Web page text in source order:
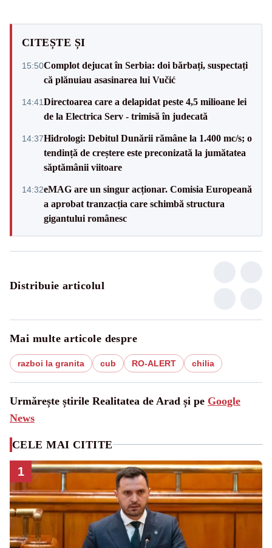
CITEȘTE ȘI
15:50Complot dejucat în Serbia: doi bărbați, suspectați
că plănuiau asasinarea lui Vučić
14:41Directoarea care a delapidat peste 4,5 milioane lei
de la Electrica Serv - trimisă în judecată
14:37Hidrologi: Debitul Dunării rămâne la 1.400 mc/s; o
tendință de creștere este preconizată la jumătatea
săptămânii viitoare
14:32eMAG are un singur acționar. Comisia Europeană
a aprobat tranzacția care schimbă structura
gigantului românesc
Distribuie articolul
Mai multe articole despre
razboi la granita cub RO-ALERT chilia
Urmărește știrile Realitatea de Arad și pe Google
News
CELE MAI CITITE
1